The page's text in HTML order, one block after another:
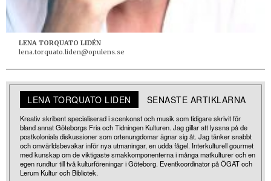
LENA TORQUATO LIDÉN
lena.torquato.liden@opulens.se
LENA TORQUATO LIDEN SENASTE ARTIKLARNA
Kreativ skribent specialiserad i scenkonst och musik som tidigare skrivit för
bland annat Göteborgs Fria och Tidningen Kulturen. Jag gillar att lyssna på de
postkoloniala diskussioner som ortenungdomar ägnar sig åt. Jag tänker snabbt
och omvärldsbevakar inför nya utmaningar, en udda fågel. Interkulturell gourmet
med kunskap om de viktigaste smakkomponenterna i många matkulturer och en
egen rundtur till två kulturföreningar i Göteborg. Eventkoordinator på ÖGAT och
Lerum Kultur och Bibliotek.